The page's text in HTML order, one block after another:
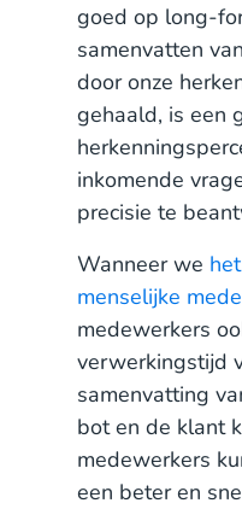
goed op long-
samenvatten
door onze
gehaald, is een
inkomende
precisie te
Wanneer we
menselijke
medewerkers
verwerkingstijd
samenvatting
bot en de klant
medewerkers
een beter en